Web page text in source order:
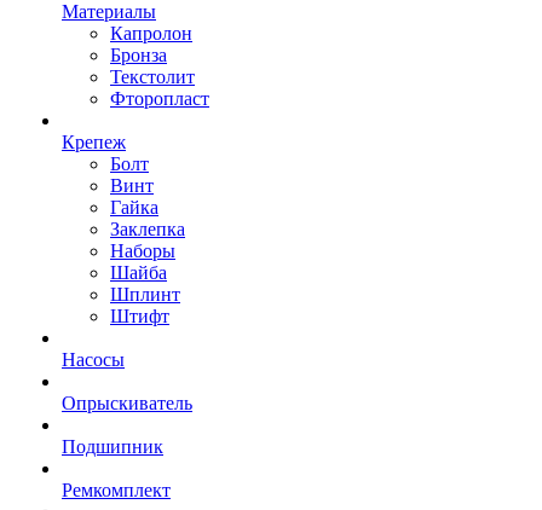
Материалы
Капролон
Бронза
Текстолит
Фторопласт
Крепеж
Болт
Винт
Гайка
Заклепка
Наборы
Шайба
Шплинт
Штифт
Насосы
Опрыскиватель
Подшипник
Ремкомплект